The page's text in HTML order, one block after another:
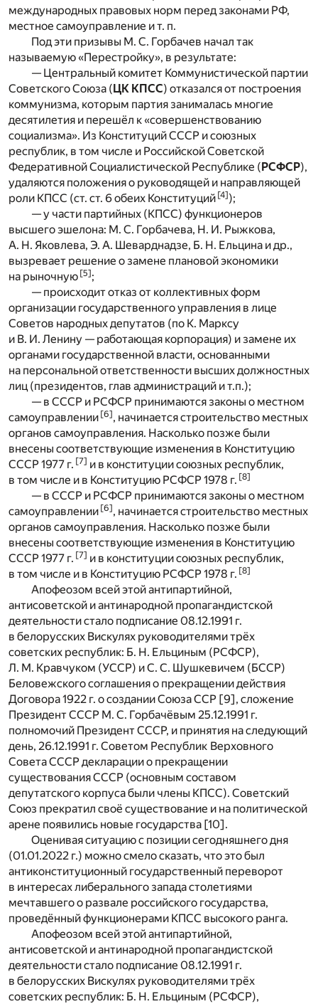
международных правовых норм перед законами РФ,
местное самоуправление и т. п.
Под эти призывы М. С. Горбачев начал так
называемую «Перестройку», в результате:
— Центральный комитет Коммунистической партии
Советского Союза (ЦК КПСС) отказался от построения
коммунизма, которым партия занималась многие
десятилетия и перешёл к «совершенствованию
социализма». Из Конституций СССР и союзных
республик, в том числе и Российской Советской
Федеративной Социалистической Республике (РСФСР),
удаляются положения о руководящей и направляющей
роли КПСС (ст. ст. 6 обеих Конституций [4]);
— у части партийных (КПСС) функционеров
высшего эшелона: М. С. Горбачева, Н. И. Рыжкова,
А. Н. Яковлева, Э. А. Шеварднадзе, Б. Н. Ельцина и др.,
вызревает решение о замене плановой экономики
на рыночную [5];
— происходит отказ от коллективных форм
организации государственного управления в лице
Советов народных депутатов (по К. Марксу
и В. И. Ленину — работающая корпорация) и замене их
органами государственной власти, основанными
на персональной ответственности высших должностных
лиц (президентов, глав администраций и т.п.);
— в СССР и РСФСР принимаются законы о местном
самоуправлении [6], начинается строительство местных
органов самоуправления. Насколько позже были
внесены соответствующие изменения в Конституцию
СССР 1977 г. [7] и в конституции союзных республик,
в том числе и в Конституцию РСФСР 1978 г. [8]
— в СССР и РСФСР принимаются законы о местном
самоуправлении [6], начинается строительство местных
органов самоуправления. Насколько позже были
внесены соответствующие изменения в Конституцию
СССР 1977 г. [7] и в конституции союзных республик,
в том числе и в Конституцию РСФСР 1978 г. [8]
Апофеозом всей этой антипартийной,
антисоветской и антинародной пропагандистской
деятельности стало подписание 08.12.1991 г.
в белорусских Вискулях руководителями трёх
советских республик: Б. Н. Ельциным (РСФСР),
Л. М. Кравчуком (УССР) и С. С. Шушкевичем (БССР)
Беловежского соглашения о прекращении действия
Договора 1922 г. о создании Союза ССР [9], сложение
Президент СССР М. С. Горбачёвым 25.12.1991 г.
полномочий Президент СССР, и принятия на следующий
день, 26.12.1991 г. Советом Республик Верховного
Совета СССР декларации о прекращении
существования СССР (основным составом
депутатского корпуса были члены КПСС). Советский
Союз прекратил своё существование и на политической
арене появились новые государства [10].
Оценивая ситуацию с позиции сегодняшнего дня
(01.01.2022 г.) можно смело сказать, что это был
антиконституционный государственный переворот
в интересах либерального запада столетиями
мечтавшего о развале российского государства,
проведённый функционерами КПСС высокого ранга.
Апофеозом всей этой антипартийной,
антисоветской и антинародной пропагандистской
деятельности стало подписание 08.12.1991 г.
в белорусских Вискулях руководителями трёх
советских республик: Б. Н. Ельциным (РСФСР),